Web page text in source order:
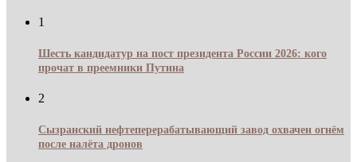
1
Шесть кандидатур на пост президента России 2026: кого
прочат в преемники Путина
2
Сызранский нефтеперерабатывающий завод охвачен огнём
после налёта дронов